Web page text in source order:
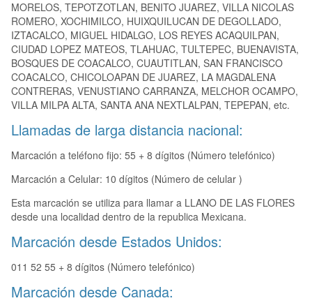
MORELOS, TEPOTZOTLAN, BENITO JUAREZ, VILLA NICOLAS
ROMERO, XOCHIMILCO, HUIXQUILUCAN DE DEGOLLADO,
IZTACALCO, MIGUEL HIDALGO, LOS REYES ACAQUILPAN,
CIUDAD LOPEZ MATEOS, TLAHUAC, TULTEPEC, BUENAVISTA,
BOSQUES DE COACALCO, CUAUTITLAN, SAN FRANCISCO
COACALCO, CHICOLOAPAN DE JUAREZ, LA MAGDALENA
CONTRERAS, VENUSTIANO CARRANZA, MELCHOR OCAMPO,
VILLA MILPA ALTA, SANTA ANA NEXTLALPAN, TEPEPAN, etc.
Llamadas de larga distancia nacional:
Marcación a teléfono fijo: 55 + 8 dígitos (Número telefónico)
Marcación a Celular: 10 dígitos (Número de celular )
Esta marcación se utiliza para llamar a LLANO DE LAS FLORES
desde una localidad dentro de la republica Mexicana.
Marcación desde Estados Unidos:
011 52 55 + 8 dígitos (Número telefónico)
Marcación desde Canada: